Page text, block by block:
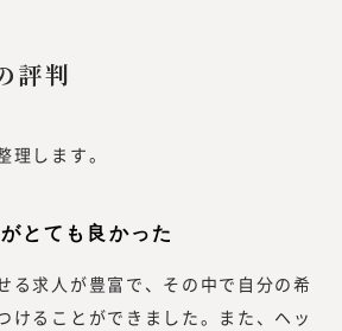
線で活動するには、みらい
れわれ自身も「挑戦者」で
先、20年先を見据えた、
評判
理します。
とても良かった
る求人が豊富で、その中で自分の希
けることができました。また、ヘッ